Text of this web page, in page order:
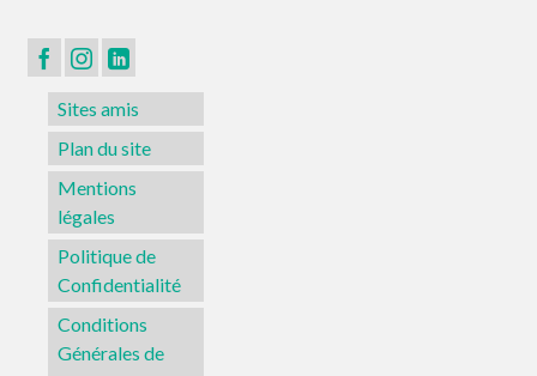
Sites amis
Plan du site
Mentions
légales
Politique de
Confidentialité
Conditions
Générales de